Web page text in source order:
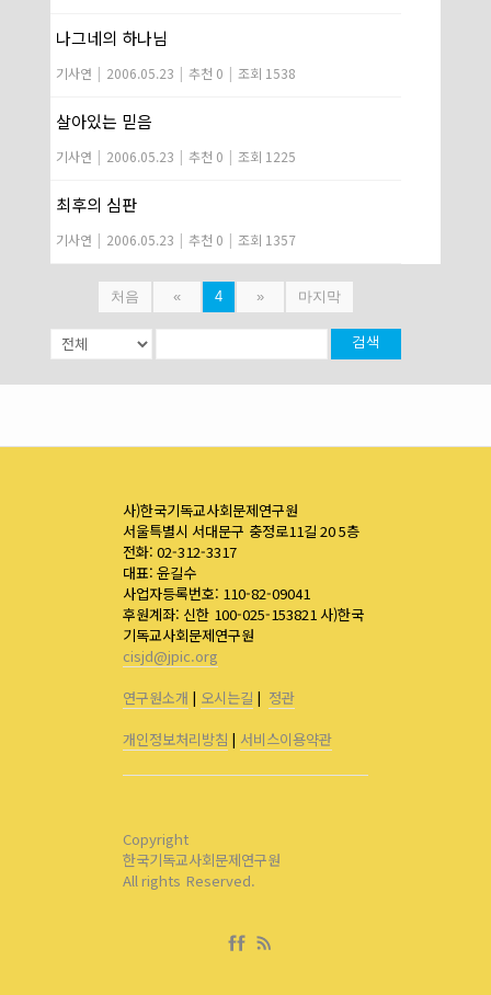
나그네의 하나님
기사연 | 2006.05.23 | 추천 0 | 조회 1538
살아있는 믿음
기사연 | 2006.05.23 | 추천 0 | 조회 1225
최후의 심판
기사연 | 2006.05.23 | 추천 0 | 조회 1357
처음 « 4 » 마지막
검색
사)한국기독교사회문제연구원
서울특별시 서대문구 충정로11길 20 5층
전화: 02-312-3317
대표: 윤길수
사업자등록번호: 110-82-09041
후원계좌: 신한 100-025-153821 사)한국
기독교사회문제연구원
cisjd@jpic.org
연구원소개 | 오시는길 | 정관
개인정보처리방침 | 서비스이용약관
Copyright
한국기독교사회문제연구원
All rights Reserved.